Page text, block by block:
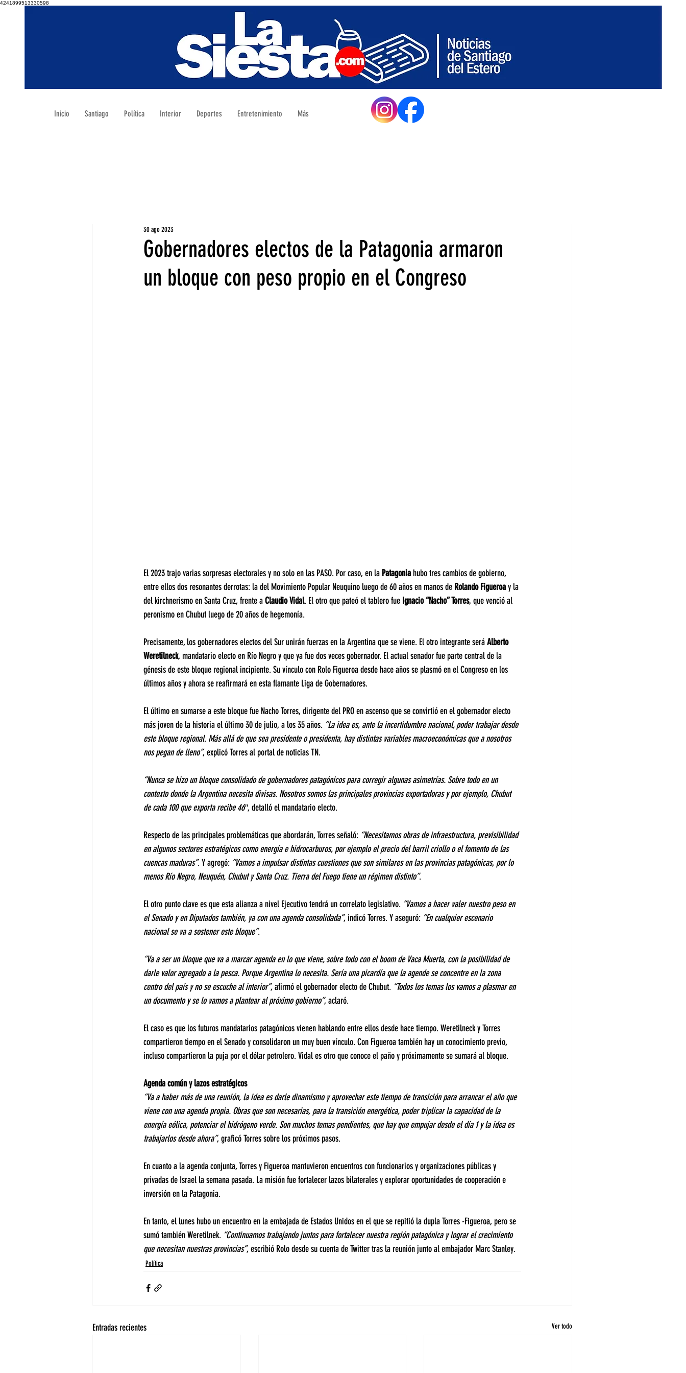
4241899513330598
Inicio Santiago Política Interior Deportes Entretenimiento Más
Gobernadores electos de la Patagonia armaron
un bloque con peso propio en el Congreso
30 ago 2023
El 2023 trajo varias sorpresas electorales y no solo en las PASO. Por caso, en la Patagonia hubo tres cambios de gobierno,
entre ellos dos resonantes derrotas: la del Movimiento Popular Neuquino luego de 60 años en manos de Rolando Figueroa y la
del kirchnerismo en Santa Cruz, frente a Claudio Vidal. El otro que pateó el tablero fue Ignacio “Nacho” Torres, que venció al
peronismo en Chubut luego de 20 años de hegemonía.
Precisamente, los gobernadores electos del Sur unirán fuerzas en la Argentina que se viene. El otro integrante será Alberto
Weretilneck, mandatario electo en Río Negro y que ya fue dos veces gobernador. El actual senador fue parte central de la
génesis de este bloque regional incipiente. Su vínculo con Rolo Figueroa desde hace años se plasmó en el Congreso en los
últimos años y ahora se reafirmará en esta flamante Liga de Gobernadores.
El último en sumarse a este bloque fue Nacho Torres, dirigente del PRO en ascenso que se convirtió en el gobernador electo
más joven de la historia el último 30 de julio, a los 35 años. “La idea es, ante la incertidumbre nacional, poder trabajar desde
este bloque regional. Más allá de que sea presidente o presidenta, hay distintas variables macroeconómicas que a nosotros
nos pegan de lleno”, explicó Torres al portal de noticias TN.
“Nunca se hizo un bloque consolidado de gobernadores patagónicos para corregir algunas asimetrías. Sobre todo en un
contexto donde la Argentina necesita divisas. Nosotros somos las principales provincias exportadoras y por ejemplo, Chubut
de cada 100 que exporta recibe 46″, detalló el mandatario electo.
Respecto de las principales problemáticas que abordarán, Torres señaló: “Necesitamos obras de infraestructura, previsibilidad
en algunos sectores estratégicos como energía e hidrocarburos, por ejemplo el precio del barril criollo o el fomento de las
cuencas maduras”. Y agregó: “Vamos a impulsar distintas cuestiones que son similares en las provincias patagónicas, por lo
menos Río Negro, Neuquén, Chubut y Santa Cruz. Tierra del Fuego tiene un régimen distinto”.
El otro punto clave es que esta alianza a nivel Ejecutivo tendrá un correlato legislativo. “Vamos a hacer valer nuestro peso en
el Senado y en Diputados también, ya con una agenda consolidada”, indicó Torres. Y aseguró: “En cualquier escenario
nacional se va a sostener este bloque”.
“Va a ser un bloque que va a marcar agenda en lo que viene, sobre todo con el boom de Vaca Muerta, con la posibilidad de
darle valor agregado a la pesca. Porque Argentina lo necesita. Sería una picardía que la agende se concentre en la zona
centro del país y no se escuche al interior”, afirmó el gobernador electo de Chubut. “Todos los temas los vamos a plasmar en
un documento y se lo vamos a plantear al próximo gobierno”, aclaró.
El caso es que los futuros mandatarios patagónicos vienen hablando entre ellos desde hace tiempo. Weretilneck y Torres
compartieron tiempo en el Senado y consolidaron un muy buen vínculo. Con Figueroa también hay un conocimiento previo,
incluso compartieron la puja por el dólar petrolero. Vidal es otro que conoce el paño y próximamente se sumará al bloque.
Agenda común y lazos estratégicos
“Va a haber más de una reunión, la idea es darle dinamismo y aprovechar este tiempo de transición para arrancar el año que
viene con una agenda propia. Obras que son necesarias, para la transición energética, poder triplicar la capacidad de la
energía eólica, potenciar el hidrógeno verde. Son muchos temas pendientes, que hay que empujar desde el día 1 y la idea es
trabajarlos desde ahora”, graficó Torres sobre los próximos pasos.
En cuanto a la agenda conjunta, Torres y Figueroa mantuvieron encuentros con funcionarios y organizaciones públicas y
privadas de Israel la semana pasada. La misión fue fortalecer lazos bilaterales y explorar oportunidades de cooperación e
inversión en la Patagonia.
En tanto, el lunes hubo un encuentro en la embajada de Estados Unidos en el que se repitió la dupla Torres -Figueroa, pero se
sumó también Weretilnek. “Continuamos trabajando juntos para fortalecer nuestra región patagónica y lograr el crecimiento
que necesitan nuestras provincias”, escribió Rolo desde su cuenta de Twitter tras la reunión junto al embajador Marc Stanley.
Política
Entradas recientes Ver todo